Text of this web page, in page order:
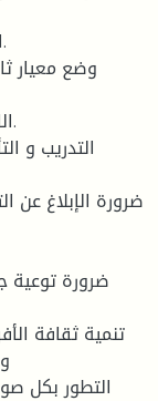
التطور بكل